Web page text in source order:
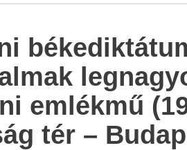
emlékmű
tér –